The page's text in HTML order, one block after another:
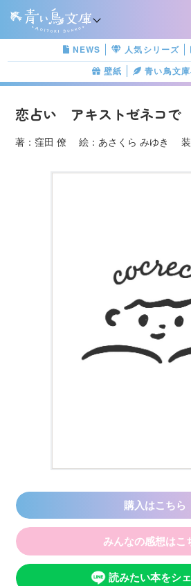
NEWS 人気シリーズ
壁紙
青い鳥文
恋占い アキストゼネコで
著：窪田 僚 絵：あさくら みゆき
購入はこちら
みんなの感想はこ
読みたい本をシ